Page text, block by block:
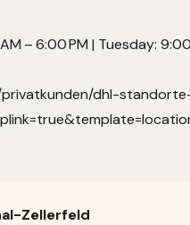
– 6:00 PM | Tuesday:
dhl-
Zellerfeld